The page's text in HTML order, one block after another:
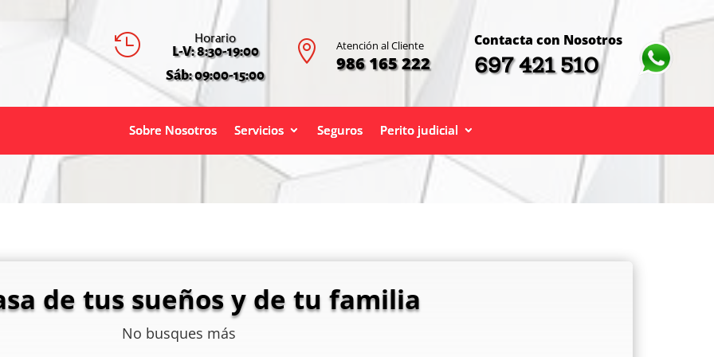
 Horario
L-V: 8:30-19:00
Sáb: 09:00-15:00
 Atención al Cliente
986 165 222
Contacta con Nosotros
697 421 510
Sobre Nosotros Servicios Seguros Perito judicial
de tus sueños y de tu familia
No busques más